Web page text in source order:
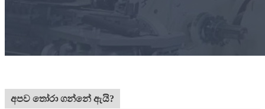
අපව තෝරා ගන්නේ ඇයි?